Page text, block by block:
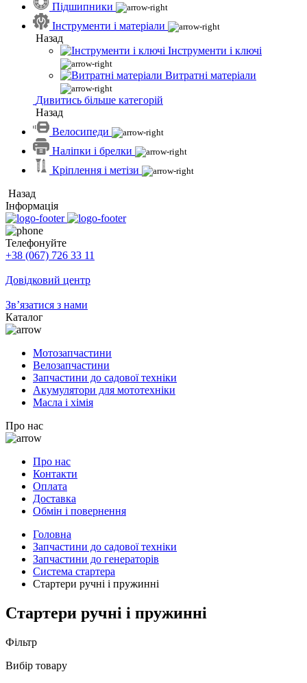
Підшипники
Інструменти і матеріали
Назад
Інструменти і ключі
Витратні матеріали
Дивитись більше категорій
Назад
Велосипеди
Наліпки і брелки
Кріплення і метізи
Назад
Інформація
Телефонуйте
+38 (067) 726 33 11
Довідковий центр
Зв’язатися з нами
Каталог
Мотозапчастини
Велозапчастини
Запчастини до садової техніки
Акумулятори для мототехніки
Масла і хімія
Про нас
Про нас
Контакти
Оплата
Доставка
Обмін і повернення
Головна
Запчастини до садової техніки
Запчастини до генераторів
Система стартера
Стартери ручні і пружинні
Стартери ручні і пружинні
Фільтр
Вибір товару